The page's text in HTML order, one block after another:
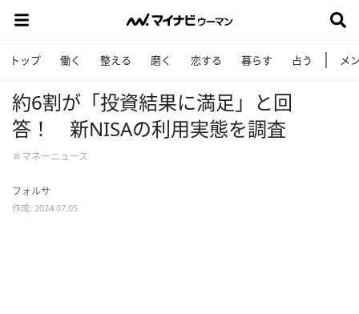
トップ 働く 整える 磨く 恋する 暮らす 占う メ
約6割が「投資結果に満足」と回
答！ 新NISAの利用実態を調査
＃マネーニュース
フォルサ
作成: 2024.07.05